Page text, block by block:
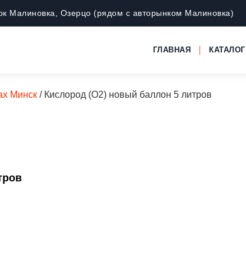
Малиновка, Озерцо (рядом с авторынком Малиновка)
ГЛАВНАЯ КАТАЛОГ
Минск / Кислород (O2) новый баллон 5 литров